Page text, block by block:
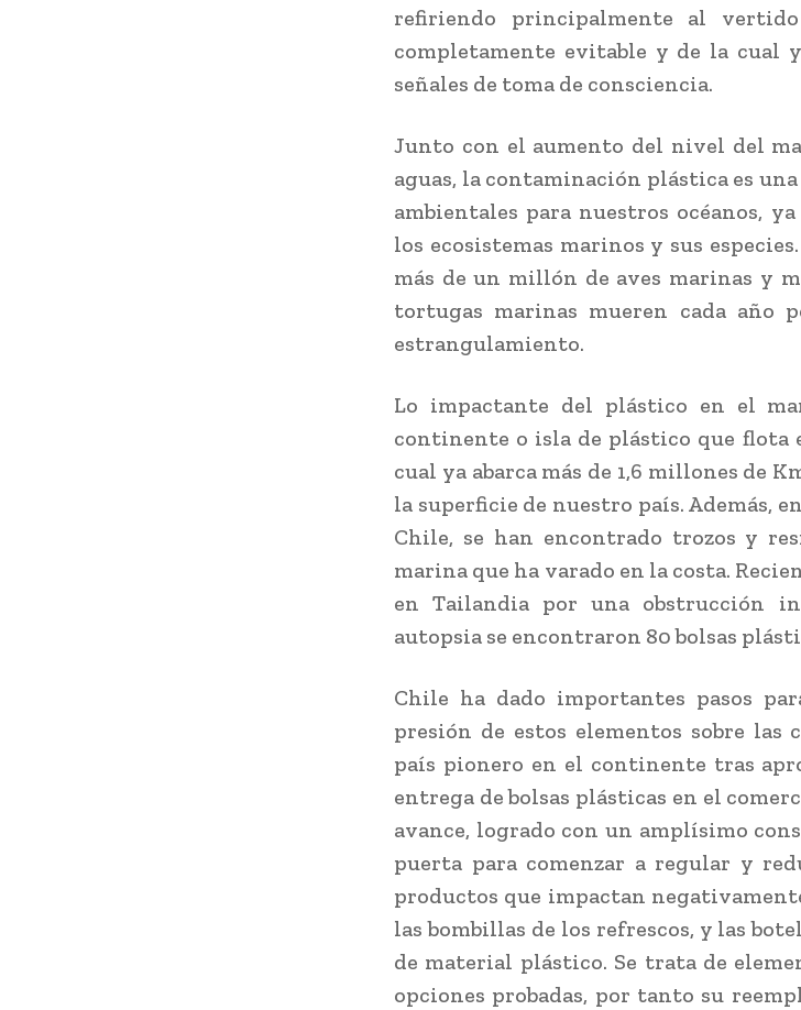
refiriendo principalmente al
completamente evitable y de la cual
señales de toma de consciencia.
Junto con el aumento del nivel del
aguas, la contaminación plástica es
ambientales para nuestros océanos,
los ecosistemas marinos y sus
más de un millón de aves marinas y
tortugas marinas mueren cada año
estrangulamiento.
Lo impactante del plástico en el
continente o isla de plástico que
cual ya abarca más de 1,6 millones de
la superficie de nuestro país. Además,
Chile, se han encontrado trozos y
marina que ha varado en la costa.
en Tailandia por una obstrucción
autopsia se encontraron 80 bolsas
Chile ha dado importantes pasos
presión de estos elementos sobre las
país pionero en el continente tras
entrega de bolsas plásticas en el
avance, logrado con un amplísimo
puerta para comenzar a regular y
productos que impactan
las bombillas de los refrescos, y las
de material plástico. Se trata de
opciones probadas, por tanto su